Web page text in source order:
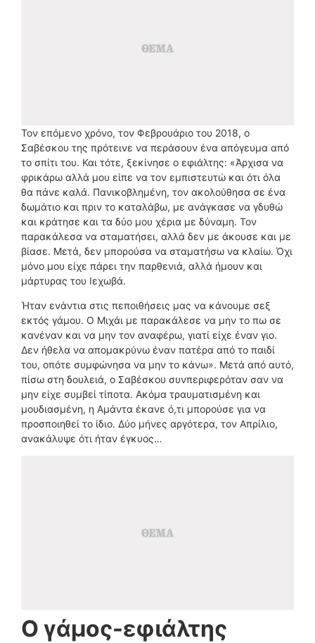
Τον επόμενο χρόνο, τον Φεβρουάριο του 2018, ο
Σαβέσκου της πρότεινε να περάσουν ένα απόγευμα από
το σπίτι του. Και τότε, ξεκίνησε ο εφιάλτης: «Άρχισα να
φρικάρω αλλά μου είπε να τον εμπιστευτώ και ότι όλα
θα πάνε καλά. Πανικοβλημένη, τον ακολούθησα σε ένα
δωμάτιο και πριν το καταλάβω, με ανάγκασε να γδυθώ
και κράτησε και τα δύο μου χέρια με δύναμη. Τον
παρακάλεσα να σταματήσει, αλλά δεν με άκουσε και με
βίασε. Μετά, δεν μπορούσα να σταματήσω να κλαίω. Όχι
μόνο μου είχε πάρει την παρθενιά, αλλά ήμουν και
μάρτυρας του Ιεχωβά.
Ήταν ενάντια στις πεποιθήσεις μας να κάνουμε σεξ
εκτός γάμου. Ο Μιχάι με παρακάλεσε να μην το πω σε
κανέναν και να μην τον αναφέρω, γιατί είχε έναν γιο.
Δεν ήθελα να απομακρύνω έναν πατέρα από το παιδί
του, οπότε συμφώνησα να μην το κάνω». Μετά από αυτό,
πίσω στη δουλειά, ο Σαβέσκου συνπεριφερόταν σαν να
μην είχε συμβεί τίποτα. Ακόμα τραυματισμένη και
μουδιασμένη, η Αμάντα έκανε ό,τι μπορούσε για να
προσποιηθεί το ίδιο. Δύο μήνες αργότερα, τον Απρίλιο,
ανακάλυψε ότι ήταν έγκυος…
Ο γάμος-εφιάλτης